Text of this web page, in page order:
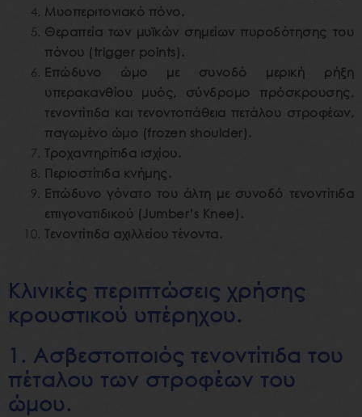
Μυοπεριτονιακό πόνο.
Θεραπεία των μυϊκών σημείων πυροδότησης του
πόνου (trigger points).
Επώδυνο ώμο με συνοδό μερική ρήξη
υπερακανθίου μυός, σύνδρομο πρόσκρουσης,
τενοντίτιδα και τενοντοπάθεια πετάλου στροφέων,
παγωμένο ώμο (frozen shoulder).
Τροχαντηρίτιδα ισχίου.
Περιοστίτιδα κνήμης.
Επώδυνο γόνατο του άλτη με συνοδό τενοντίτιδα
επιγονατιδικού (Jumber’s Knee).
Τενοντίτιδα αχιλλείου τένοντα.
Κλινικές περιπτώσεις χρήσης
κρουστικού υπέρηχου.
1. Ασβεστοποιός τενοντίτιδα του
πέταλου των στροφέων του
ώμου.